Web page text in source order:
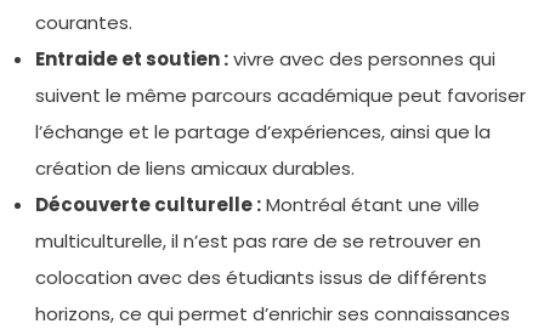
courantes.
Entraide et soutien :vivre avec des personnes qui
suivent le même parcours académique peut favoriser
l’échange et le partage d’expériences, ainsi que la
création de liens amicaux durables.
Découverte culturelle :Montréal étant une ville
multiculturelle, il n’est pas rare de se retrouver en
colocation avec des étudiants issus de différents
horizons, ce qui permet d’enrichir ses connaissances